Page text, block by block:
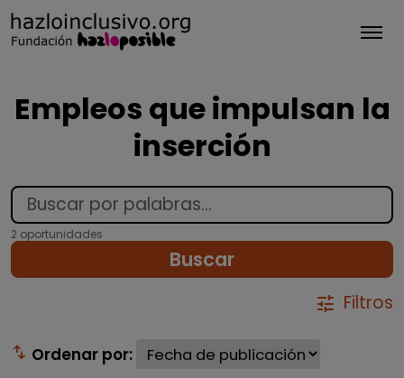
Empleos que impulsan la
inserción
2 oportunidades
Buscar
tune Filtros
swap_vert Ordenar por: